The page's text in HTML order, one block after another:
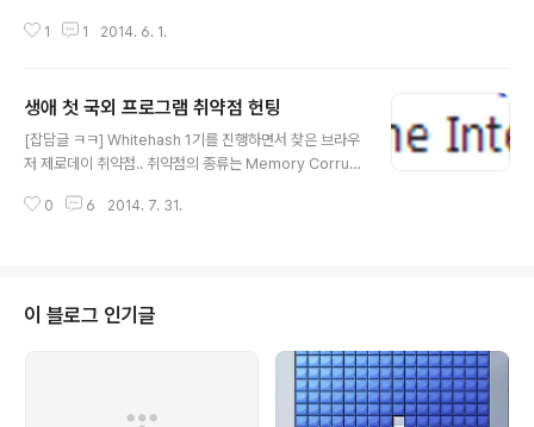
워크, 컨설팅 등으로 대략 2달간 진행하게 되며 이후 프로
ks to mongli, passket and beist (Mentor of BOB program) 이 영상
종할 수 있었습니다. 취약점 분석관련으로 많은 지식을 나눠 주신 mongli..
1 1 2014. 6. 1.
생애 첫 국외 프로그램 취약점 헌팅
[잡담글 ㅋㅋ] Whitehash 1기를 진행하면서 찾은 브라우
저 제로데이 취약점.. 취약점의 종류는 Memory Corrup
있는 취약점이다. 덕분에 Arbitrary Code Execution이
고 코드 흐름을 바꿀 수 있었다. 이 보호기법에 대해선 나중
에 시간이 날때 포스팅 하도록 하겠다 (막상 해보고는 실망
할 정도로 간단 했다.) 그리고 드디어.. 내 생애 첫 CVE와
MS 넘버링을 가지게 되었다. ㅋㅋ 2013년이 끝나면서 새
0 6 2014. 7. 31.
이 블로그 인기글